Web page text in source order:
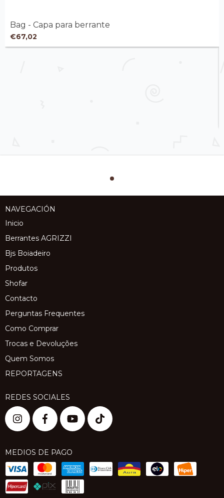
Bag - Capa para berrante
€67,02
NAVEGACIÓN
Inicio
Berrantes AGRIZZI
Bjs Boiadeiro
Produtos
Shofar
Contacto
Perguntas Frequentes
Como Comprar
Trocas e Devoluções
Quem Somos
REPORTAGENS
REDES SOCIALES
MEDIOS DE PAGO